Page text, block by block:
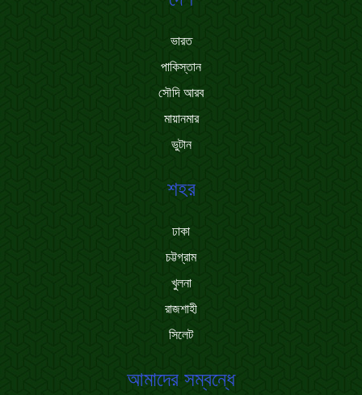
ভারত
পাকিস্তান
সৌদি আরব
মায়ানমার
ভুটান
শহর
ঢাকা
চট্টগ্রাম
খুলনা
রাজশাহী
সিলেট
আমাদের সম্বন্ধে